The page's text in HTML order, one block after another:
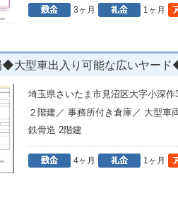
3ヶ月 1ヶ月
大型車出入り可能な広いヤー
埼玉県さいたま市見沼区大字小深作
２階建／ 事務所付き倉庫／ 大型
鉄骨造 2階建
4ヶ月 1ヶ月